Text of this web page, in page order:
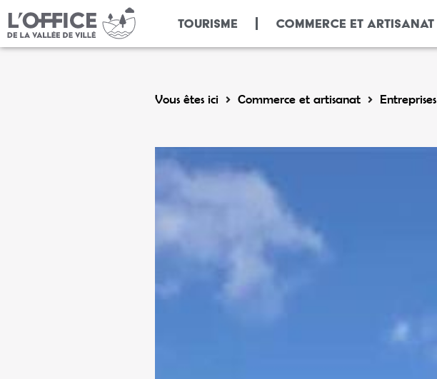
TOURISME COMMERCE ET ARTISANAT
Vous êtes ici Commerce et artisanat Entreprises
Panneau de gestion des cookies